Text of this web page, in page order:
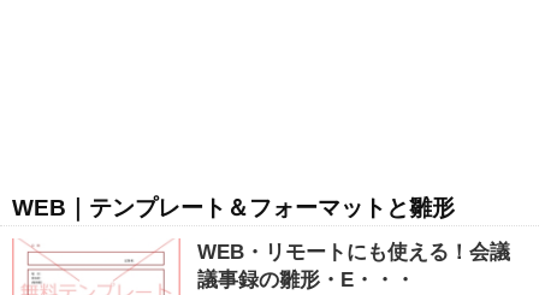
WEB｜テンプレート＆フォーマットと雛形
WEB・リモートにも使える！会議
議事録の雛形・E・・・